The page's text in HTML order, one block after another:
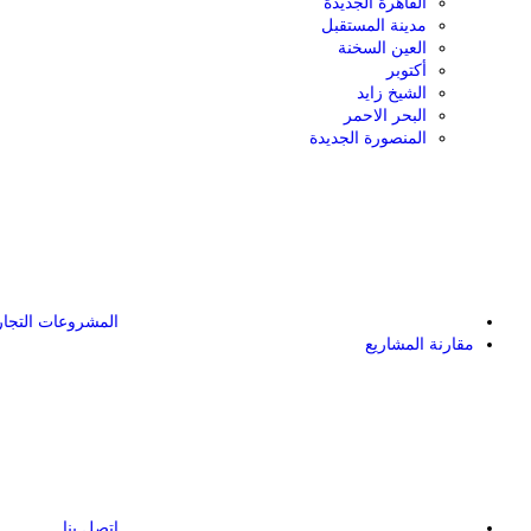
مدينة المستقبل
العين السخنة
أكتوبر
الشيخ زايد
البحر الاحمر
المنصورة الجديدة
المشروعات
مقارنة المشاريع